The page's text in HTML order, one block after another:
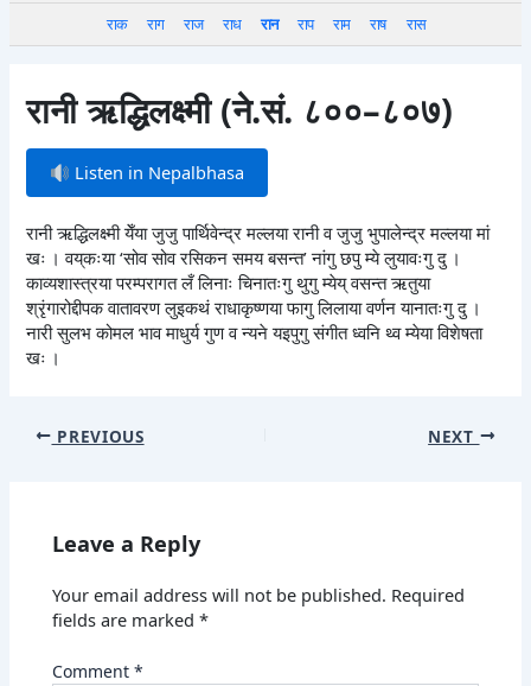
राक
राग राज राध रान राप राम राष रास
रानी ऋद्धिलक्ष्मी (ने.सं. ८००–८०७)
Listen in Nepalbhasa
रानी ऋद्धिलक्ष्मी येँया जुजु पार्थिवेन्द्र मल्लया रानी व जुजु भुपालेन्द्र मल्लया मां
खः । वय्‌कःया ‘सोव सोव रसिकन समय बसन्त’ नांगु छपु म्ये लुयावःगु दु ।
काव्यशास्त्रया परम्परागत लँ लिनाः चिनातःगु थुगु म्येय् वसन्त ऋतुया
श्रृंगारोद्दीपक वातावरण लुइकथं राधाकृष्णया फागु लिलाया वर्णन यानातःगु दु ।
नारी सुलभ कोमल भाव माधुर्य गुण व न्यने यइपुगु संगीत ध्वनि थ्व म्येया विशेषता
खः ।
PREVIOUS NEXT
Leave a Reply
Your email address will not be published. Required
fields are marked*
Comment*